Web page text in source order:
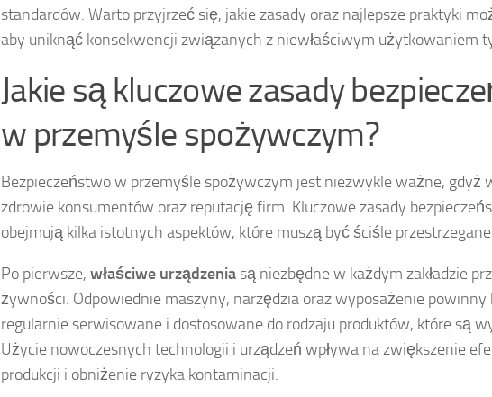
standardów. Warto przyjrzeć się, jakie zasady oraz najlepsze praktyki
aby uniknąć konsekwencji związanych z niewłaściwym użytkowaniem
Jakie są kluczowe zasady
w przemyśle spożywczym?
Bezpieczeństwo w przemyśle spożywczym jest niezwykle ważne, gdyż
zdrowie konsumentów oraz reputację firm. Kluczowe zasady
obejmują kilka istotnych aspektów, które muszą być ściśle
Po pierwsze, właściwe urządzenia są niezbędne w każdym zakładzie
żywności. Odpowiednie maszyny, narzędzia oraz wyposażenie powinny
regularnie serwisowane i dostosowane do rodzaju produktów, które są
Użycie nowoczesnych technologii i urządzeń wpływa na zwiększenie
produkcji i obniżenie ryzyka kontaminacji.